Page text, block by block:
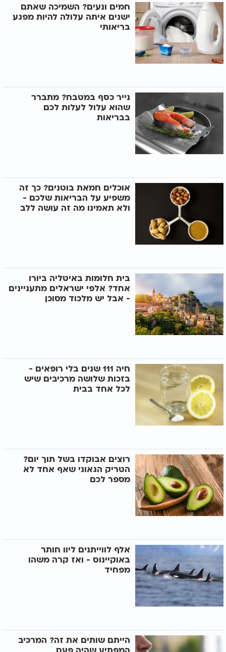
חמים ונעים? השמיכה שאתם
ישנים איתה עלולה להיות מפגע
בריאותי
נייר כסף במטבח? מתברר
שהוא עלול לעלות לכם
בבריאות
אוכלים חמאת בוטנים? כך זה
משפיע על הבריאות שלכם -
ולא תאמינו מה זה עושה ללב
בית חלומות באיטליה ביורו
אחד? אלפי ישראלים מתעניינים
- אבל יש מלכוד מסוכן
חיה 111 שנים בלי רופאים -
בזכות שלושה מרכיבים שיש
לכל אחד בבית
רוצים אבוקדו בשל תוך יום?
הטריק הגאוני שאף אחד לא
מספר לכם
אלף לווייתנים ליוו חותר
באוקיינוס - ואז קרה משהו
מפחיד
הייתם שותים את זה? המרכיב